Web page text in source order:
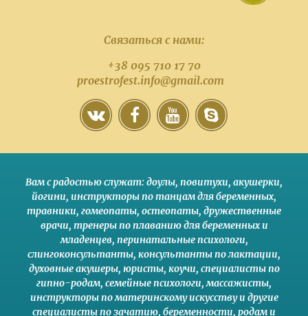
Связаться с нами:
+38 095 710 17 70
proestrofest.info@gmail.com
Вам с радостью служат:доулы, повитухи, акушерки,
йогини, инструкторы по танцам для беременных,
травники, гомеопаты, остеопаты, дружественные
врачи, тренеры по плаванию для беременных и
младенцев, перинатальные психологи,
слингоконсультанты, консультанты по лактации,
духовные акушеры, юристы, коучи, специалисты по
гипно-родам, семейные психологи,массажисты,
инструкторы по материнскому искусствуи другие
специалисты по зачатию, беременности, родами